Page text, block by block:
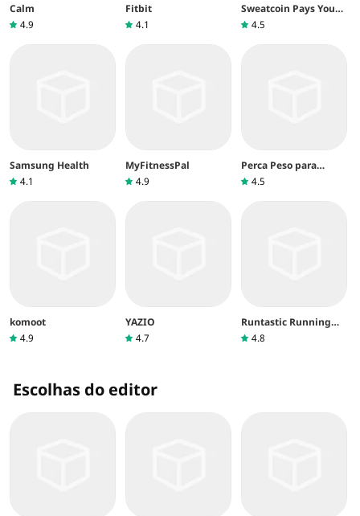
Calm
4.9
Fitbit
4.1
Sweatcoin Pays You
To Get Fit
4.5
Samsung Health
4.1
MyFitnessPal
4.9
Perca Peso para
Homens
4.5
komoot
4.9
YAZIO
4.7
Runtastic Running
App & Fitness Tracker
4.8
Escolhas do editor